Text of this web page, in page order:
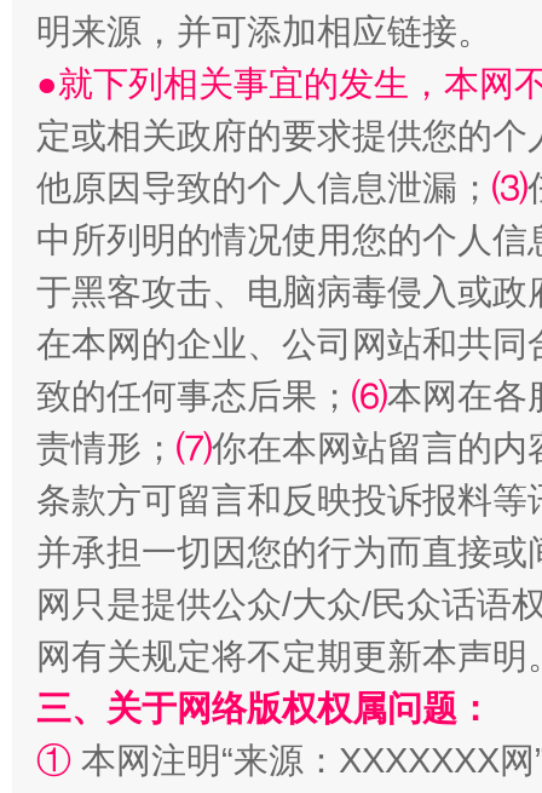
全民健身五年计划来了！等你上场
阿坝州三大球赛在茂县开幕 规模
明来源，并可添加相应链接。
●就下列相关事宜的发生，本网
定或相关政府的要求提供您的个
他原因导致的个人信息泄漏； ⑶
中所列明的情况使用您的个人
于黑客攻击、电脑病毒侵入或
在本网的企业、公司网站和共
致的任何事态后果； ⑹本网在各
责情形； ⑺你在本网站留言的内
条款方可留言和反映投诉报料
并承担一切因您的行为而直接
网只是提供公众/大众/民众话语
网有关规定将不定期更新本声明
三、关于网络版权权属问题：
① 本网注明“来源：XXXXXXX